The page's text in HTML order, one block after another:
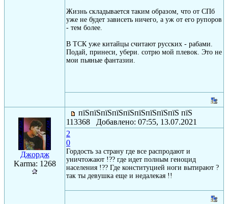
Жизнь складывается таким образом, что от СПб
уже не будет зависеть ничего, а уж от его рупоров
- тем более.
В ТСК уже китайцы считают русских - рабами.
Подай, принеси, убери. сотрю мой плевок. Это не
мои пьяные фантазии.
Джордж
Karma: 1268
пїЅпїЅпїЅпїЅпїЅпїЅпїЅпїЅпїЅ пїЅ
113368 Добавлено: 07:55, 13.07.2021
2
0
Гордость за страну где все распродают и
уничтожают !?? где идет полным геноцид
населения !?? Где конституцией ноги вытирают ?
так ты девушка еще и недалекая !!